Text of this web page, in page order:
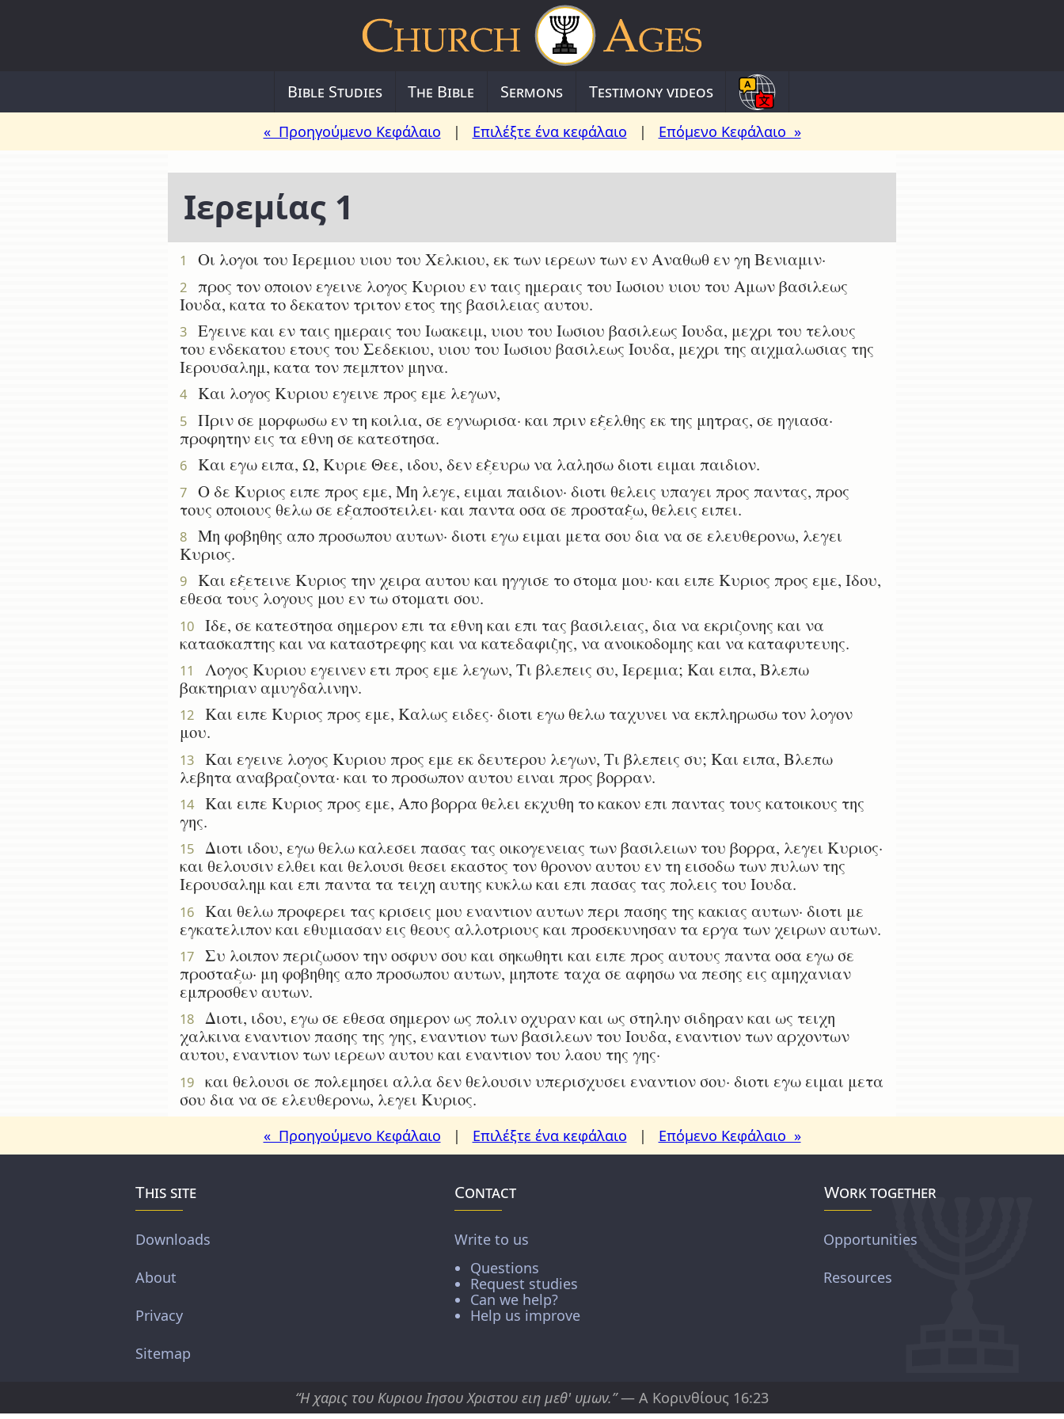
Bible Studies The Bible Sermons Testimony videos
« Προηγούμενο Κεφάλαιο | Επιλέξτε ένα κεφάλαιο | Επόμενο Κεφάλαιο »
Ιερεμίας 1
1 Οι λογοι του Ιερεμιου υιου του Χελκιου, εκ των ιερεων των εν Αναθωθ εν γη Βενιαμιν·
2
προς τον οποιον εγεινε λογος Κυριου εν ταις ημεραις του Ιωσιου υιου του Αμων βασιλεως
Ιουδα, κατα το δεκατον τριτον ετος της βασιλειας αυτου.
3
Εγεινε και εν ταις ημεραις του Ιωακειμ, υιου του Ιωσιου βασιλεως Ιουδα, μεχρι του τελους
του ενδεκατου ετους του Σεδεκιου, υιου του Ιωσιου βασιλεως Ιουδα, μεχρι της αιχμαλωσιας της
Ιερουσαλημ, κατα τον πεμπτον μηνα.
4 Και λογος Κυριου εγεινε προς εμε λεγων,
5
Πριν σε μορφωσω εν τη κοιλια, σε εγνωρισα· και πριν εξελθης εκ της μητρας, σε ηγιασα·
προφητην εις τα εθνη σε κατεστησα.
6 Και εγω ειπα, Ω, Κυριε Θεε, ιδου, δεν εξευρω να λαλησω διοτι ειμαι παιδιον.
7
Ο δε Κυριος ειπε προς εμε, Μη λεγε, ειμαι παιδιον· διοτι θελεις υπαγει προς παντας, προς
τους οποιους θελω σε εξαποστειλει· και παντα οσα σε προσταξω, θελεις ειπει.
8
Μη φοβηθης απο προσωπου αυτων· διοτι εγω ειμαι μετα σου δια να σε ελευθερονω, λεγει
Κυριος.
9
Και εξετεινε Κυριος την χειρα αυτου και ηγγισε το στομα μου· και ειπε Κυριος προς εμε, Ιδου,
εθεσα τους λογους μου εν τω στοματι σου.
10
Ιδε, σε κατεστησα σημερον επι τα εθνη και επι τας βασιλειας, δια να εκριζονης και να
κατασκαπτης και να καταστρεφης και να κατεδαφιζης, να ανοικοδομης και να καταφυτευης.
11
Λογος Κυριου εγεινεν ετι προς εμε λεγων, Τι βλεπεις συ, Ιερεμια; Και ειπα, Βλεπω
βακτηριαν αμυγδαλινην.
12
Και ειπε Κυριος προς εμε, Καλως ειδες· διοτι εγω θελω ταχυνει να εκπληρωσω τον λογον
μου.
13
Και εγεινε λογος Κυριου προς εμε εκ δευτερου λεγων, Τι βλεπεις συ; Και ειπα, Βλεπω
λεβητα αναβραζοντα· και το προσωπον αυτου ειναι προς βορραν.
14
Και ειπε Κυριος προς εμε, Απο βορρα θελει εκχυθη το κακον επι παντας τους κατοικους της
γης.
15
Διοτι ιδου, εγω θελω καλεσει πασας τας οικογενειας των βασιλειων του βορρα, λεγει Κυριος·
και θελουσιν ελθει και θελουσι θεσει εκαστος τον θρονον αυτου εν τη εισοδω των πυλων της
Ιερουσαλημ και επι παντα τα τειχη αυτης κυκλω και επι πασας τας πολεις του Ιουδα.
16
Και θελω προφερει τας κρισεις μου εναντιον αυτων περι πασης της κακιας αυτων· διοτι με
εγκατελιπον και εθυμιασαν εις θεους αλλοτριους και προσεκυνησαν τα εργα των χειρων αυτων.
17
Συ λοιπον περιζωσον την οσφυν σου και σηκωθητι και ειπε προς αυτους παντα οσα εγω σε
προσταξω· μη φοβηθης απο προσωπου αυτων, μηποτε ταχα σε αφησω να πεσης εις αμηχανιαν
εμπροσθεν αυτων.
18
Διοτι, ιδου, εγω σε εθεσα σημερον ως πολιν οχυραν και ως στηλην σιδηραν και ως τειχη
χαλκινα εναντιον πασης της γης, εναντιον των βασιλεων του Ιουδα, εναντιον των αρχοντων
αυτου, εναντιον των ιερεων αυτου και εναντιον του λαου της γης·
19
και θελουσι σε πολεμησει αλλα δεν θελουσιν υπερισχυσει εναντιον σου· διοτι εγω ειμαι μετα
σου δια να σε ελευθερονω, λεγει Κυριος.
« Προηγούμενο Κεφάλαιο | Επιλέξτε ένα κεφάλαιο | Επόμενο Κεφάλαιο »
This site
Downloads
About
Privacy
Sitemap
Contact
Write to us
Questions
Request studies
Can we help?
Help us improve
Work together
Opportunities
Resources
“Η χαρις του Κυριου Ιησου Χριστου ειη μεθ' υμων.”— Α Κορινθίους 16:23